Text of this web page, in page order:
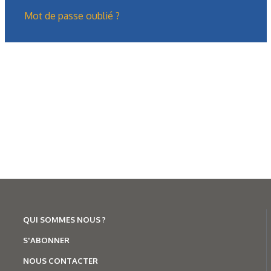
Mot de passe oublié ?
QUI SOMMES NOUS ?
S'ABONNER
NOUS CONTACTER